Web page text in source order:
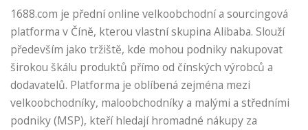
1688.com je přední online velkoobchodní a sourcingová
platforma v Číně, kterou vlastní skupina Alibaba. Slouží
především jako tržiště, kde mohou podniky nakupovat
širokou škálu produktů přímo od čínských výrobců a
dodavatelů. Platforma je oblíbená zejména mezi
velkoobchodníky, maloobchodníky a malými a středními
podniky (MSP), kteří hledají hromadné nákupy za